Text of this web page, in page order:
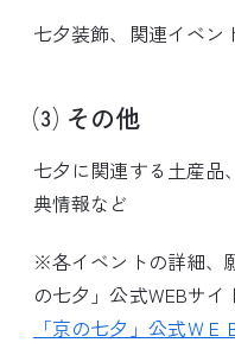
七夕装飾、関連イベン
⑶ その他
七夕に関連する土産品
典情報など
※各イベントの詳細、
の七夕」公式WEBサイ
「京の七夕」公式ＷＥ